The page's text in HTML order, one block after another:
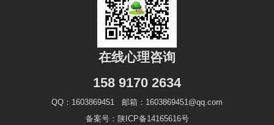
在线心理咨询
158 9170 2634
QQ：1603869451 邮箱：1603869451@qq.com
备案号：陕ICP备14165616号